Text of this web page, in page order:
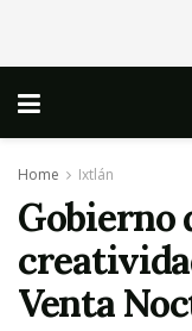
Home Ixtlán
Gobierno
Venta